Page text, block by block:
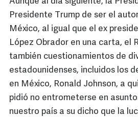
Presidente Trump de ser el
México, al igual que el ex
López Obrador en una carta, el
también cuestionamientos de
estadounidenses, incluidos los
en México, Ronald Johnson, a
pidió no entrometerse en
nuestro país a su dicho que la